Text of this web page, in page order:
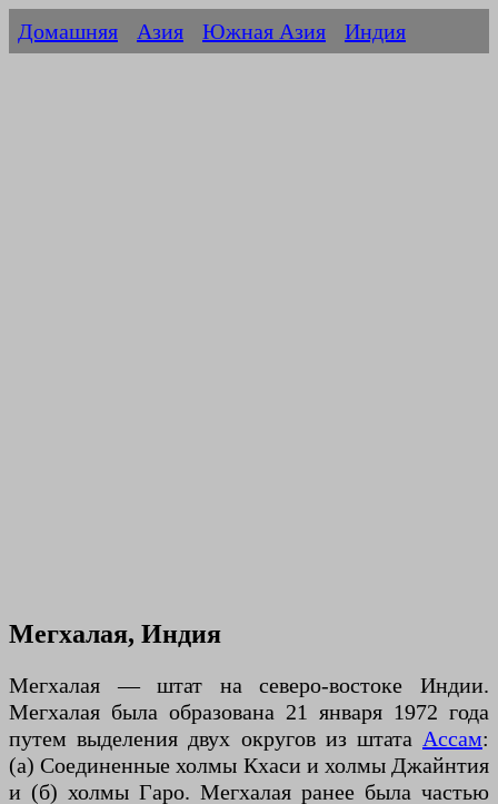
Домашняя Азия Южная Азия Индия
Мегхалая, Индия
Мегхалая — штат на северо-востоке Индии.
Мегхалая была образована 21 января 1972 года
путем выделения двух округов из штата Ассам:
(а) Соединенные холмы Кхаси и холмы Джайнтия
и (б) холмы Гаро. Мегхалая ранее была частью